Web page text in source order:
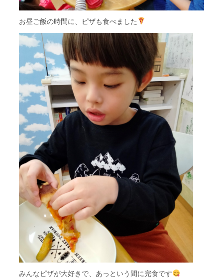
お昼ご飯の時間に、ピザも食べました
みんなピザが大好きで、あっという間に完食です